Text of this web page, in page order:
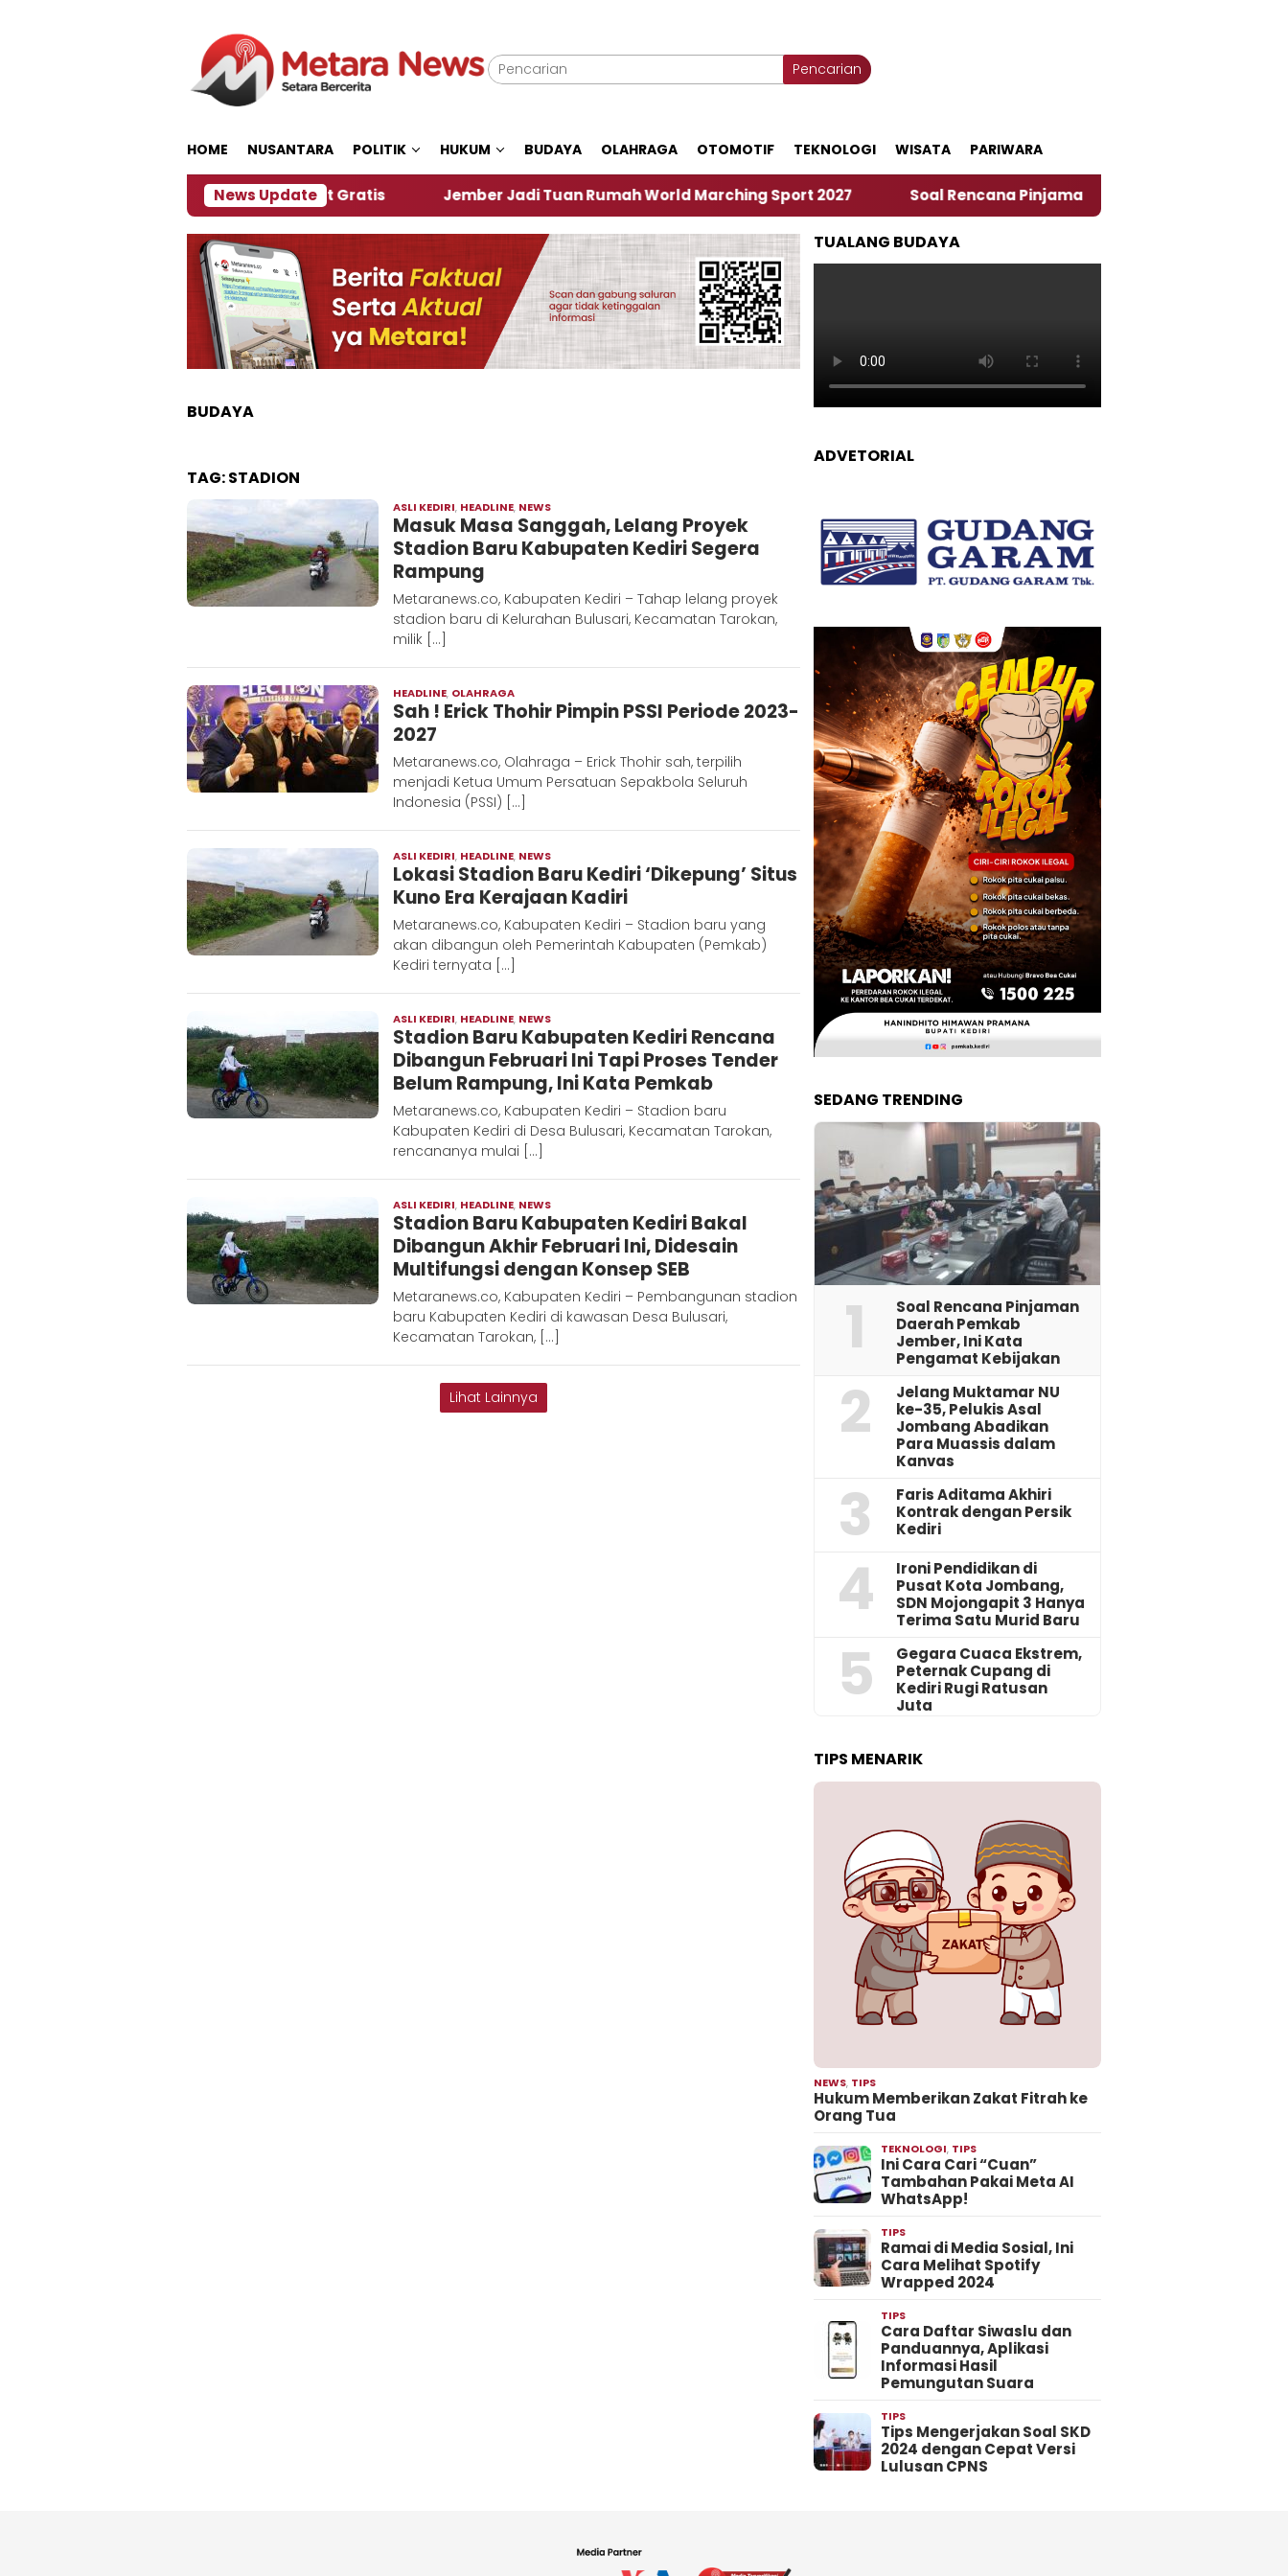
Pencarian
HOME NUSANTARA POLITIK HUKUM BUDAYA OLAHRAGA OTOMOTIF TEKNOLOGI WISATA PARIWARA
News Update
Panitia Siapkan Kopi dan Pijat Gratis Jember Jadi Tuan Rumah World Marching Sport 2027 ‎Soal Rencana Pinjaman Daerah Pemkab Jember, Ini Kata
BUDAYA
TAG:STADION
ASLI KEDIRI, HEADLINE, NEWS
Hadi
Masuk Masa Sanggah, Lelang Proyek
Stadion Baru Kabupaten Kediri Segera
Rampung
Metaranews.co, Kabupaten Kediri – Tahap lelang proyek
stadion baru di Kelurahan Bulusari, Kecamatan Tarokan,
milik […]
HEADLINE, OLAHRAGA
Metara
Sah ! Erick Thohir Pimpin PSSI Periode 2023-
2027
Metaranews.co, Olahraga – Erick Thohir sah, terpilih
menjadi Ketua Umum Persatuan Sepakbola Seluruh
Indonesia (PSSI) […]
ASLI KEDIRI, HEADLINE, NEWS
Hadi
Lokasi Stadion Baru Kediri ‘Dikepung’ Situs
Kuno Era Kerajaan Kadiri
Metaranews.co, Kabupaten Kediri – Stadion baru yang
akan dibangun oleh Pemerintah Kabupaten (Pemkab)
Kediri ternyata […]
ASLI KEDIRI, HEADLINE, NEWS
Hadi
Stadion Baru Kabupaten Kediri Rencana
Dibangun Februari Ini Tapi Proses Tender
Belum Rampung, Ini Kata Pemkab
Metaranews.co, Kabupaten Kediri – Stadion baru
Kabupaten Kediri di Desa Bulusari, Kecamatan Tarokan,
rencananya mulai […]
ASLI KEDIRI, HEADLINE, NEWS
Hadi
Stadion Baru Kabupaten Kediri Bakal
Dibangun Akhir Februari Ini, Didesain
Multifungsi dengan Konsep SEB
Metaranews.co, Kabupaten Kediri – Pembangunan stadion
baru Kabupaten Kediri di kawasan Desa Bulusari,
Kecamatan Tarokan, […]
Lihat Lainnya
TUALANG BUDAYA
ADVETORIAL
SEDANG TRENDING
1
‎Soal Rencana Pinjaman
Daerah Pemkab
Jember, Ini Kata
Pengamat Kebijakan ‎
2
Jelang Muktamar NU
ke-35, Pelukis Asal
Jombang Abadikan
Para Muassis dalam
Kanvas
3
Faris Aditama Akhiri
Kontrak dengan Persik
Kediri
4
Ironi Pendidikan di
Pusat Kota Jombang,
SDN Mojongapit 3 Hanya
Terima Satu Murid Baru
5
‎Gegara Cuaca Ekstrem,
Peternak Cupang di
Kediri Rugi Ratusan
Juta
TIPS MENARIK
NEWS, TIPS
Hukum Memberikan Zakat Fitrah ke
Orang Tua
TEKNOLOGI, TIPS
Ini Cara Cari “Cuan”
Tambahan Pakai Meta AI
WhatsApp!
TIPS
Ramai di Media Sosial, Ini
Cara Melihat Spotify
Wrapped 2024
TIPS
Cara Daftar Siwaslu dan
Panduannya, Aplikasi
Informasi Hasil
Pemungutan Suara
TIPS
Tips Mengerjakan Soal SKD
2024 dengan Cepat Versi
Lulusan CPNS